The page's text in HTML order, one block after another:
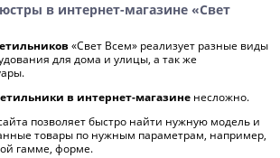
в интернет-магазине «Свет
«Свет Всем» реализует разные виды
для дома и улицы, а так же
в интернет-магазине несложно.
позволяет быстро найти нужную модель и
товары по нужным параметрам, например,
гамме, форме.